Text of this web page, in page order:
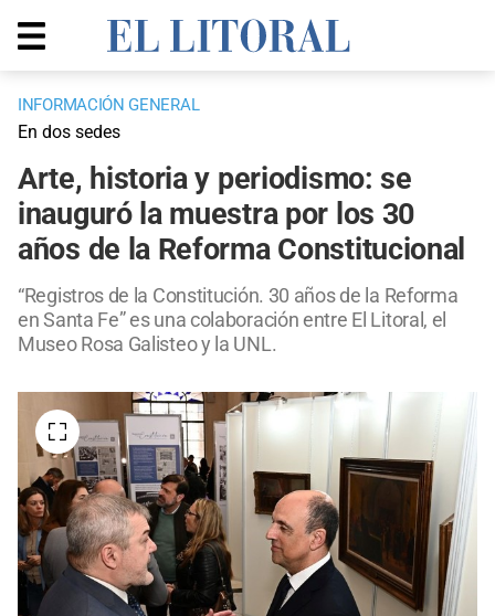
INFORMACIÓN GENERAL
En dos sedes
Arte, historia y periodismo: se
inauguró la muestra por los 30
años de la Reforma Constitucional
“Registros de la Constitución. 30 años de la Reforma
en Santa Fe” es una colaboración entre El Litoral, el
Museo Rosa Galisteo y la UNL.